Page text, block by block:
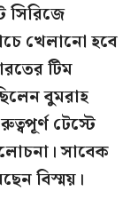
সিরিজে
খেলানো হবে
টিম
বুমরাহ
টেস্টে
সাবেক
বিস্ময়।